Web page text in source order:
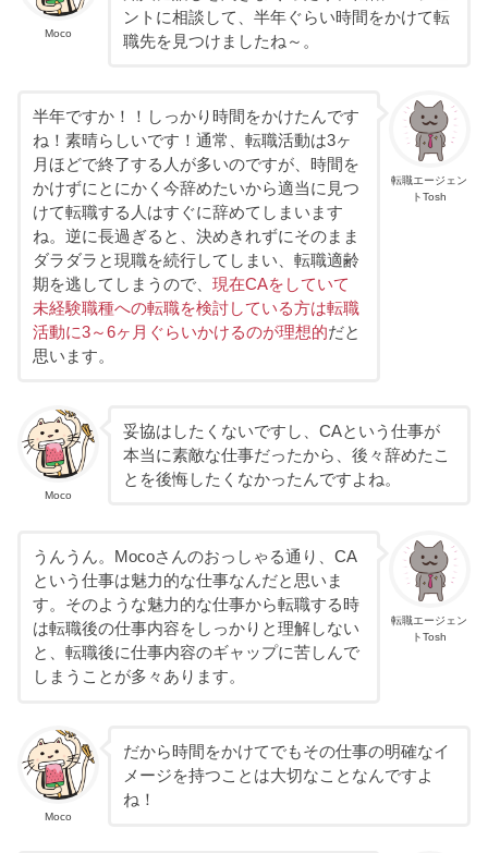
Moco
ントに相談して、半年ぐらい時間をかけて転
職先を見つけましたね～。
転職エージェン
トTosh
半年ですか！！しっかり時間をかけたんです
ね！素晴らしいです！通常、転職活動は3ヶ
月ほどで終了する人が多いのですが、時間を
かけずにとにかく今辞めたいから適当に見つ
けて転職する人はすぐに辞めてしまいます
ね。逆に長過ぎると、決めきれずにそのまま
ダラダラと現職を続行してしまい、転職適齢
期を逃してしまうので、 現在CAをしていて
未経験職種への転職を検討している方は転職
活動に3～6ヶ月ぐらいかけるのが理想的だと
思います。
Moco
妥協はしたくないですし、CAという仕事が
本当に素敵な仕事だったから、後々辞めたこ
とを後悔したくなかったんですよね。
転職エージェン
トTosh
うんうん。Mocoさんのおっしゃる通り、CA
という仕事は魅力的な仕事なんだと思いま
す。そのような魅力的な仕事から転職する時
は転職後の仕事内容をしっかりと理解しない
と、転職後に仕事内容のギャップに苦しんで
しまうことが多々あります。
Moco
だから時間をかけてでもその仕事の明確なイ
メージを持つことは大切なことなんですよ
ね！